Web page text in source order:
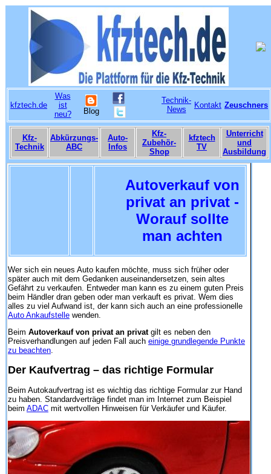
kfztech.de
Was
ist
neu?
Blog
Technik-
News
Kontakt Zeuschners
Kfz-
Technik
Abkürzungs-
ABC
Auto-
Infos
Kfz-
Zubehör-
Shop
kfztech
TV
Unterricht
und
Ausbildung
Autoverkauf von
privat an privat -
Worauf sollte
man achten
Wer sich ein neues Auto kaufen möchte, muss sich früher oder
später auch mit dem Gedanken auseinandersetzen, sein altes
Gefährt zu verkaufen. Entweder man kann es zu einem guten Preis
beim Händler dran geben oder man verkauft es privat. Wem dies
alles zu viel Aufwand ist, der kann sich auch an eine professionelle
Auto Ankaufstelle wenden.
Beim Autoverkauf von privat an privatgilt es neben den
Preisverhandlungen auf jeden Fall auch einige grundlegende Punkte
zu beachten.
Der Kaufvertrag – das richtige Formular
Beim Autokaufvertrag ist es wichtig das richtige Formular zur Hand
zu haben. Standardverträge findet man im Internet zum Beispiel
beim ADAC mit wertvollen Hinweisen für Verkäufer und Käufer.